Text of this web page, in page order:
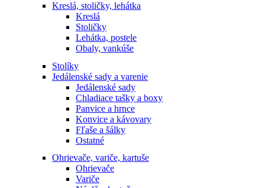
Kreslá, stoličky, lehátka
Kreslá
Stoličky
Lehátka, postele
Obaly, vankúše
Stolíky
Jedálenské sady a varenie
Jedálenské sady
Chladiace tašky a boxy
Panvice a hrnce
Konvice a kávovary
Fľaše a šálky
Ostatné
Ohrievače, variče, kartuše
Ohrievače
Variče